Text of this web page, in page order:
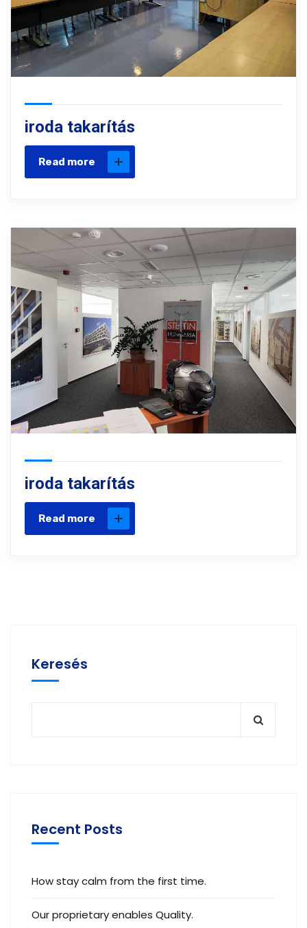
iroda takarítás
Read more
iroda takarítás
Read more
Keresés
Recent Posts
How stay calm from the first time.
Our proprietary enables Quality.